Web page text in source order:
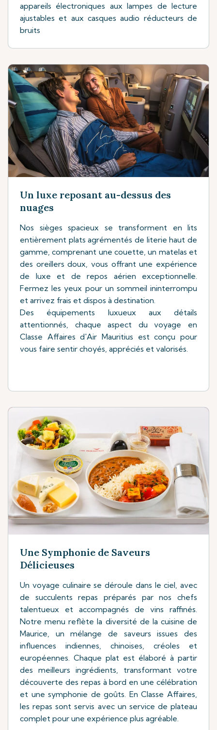
appareils électroniques aux lampes de lecture
ajustables et aux casques audio réducteurs de
bruits
Un luxe reposant au-dessus des
nuages
Nos sièges spacieux se transforment en lits
entièrement plats agrémentés de literie haut de
gamme, comprenant une couette, un matelas et
des oreillers doux, vous offrant une expérience
de luxe et de repos aérien exceptionnelle.
Fermez les yeux pour un sommeil ininterrompu
et arrivez frais et dispos à destination.
Des équipements luxueux aux détails
attentionnés, chaque aspect du voyage en
Classe Affaires d'Air Mauritius est conçu pour
vous faire sentir choyés, appréciés et valorisés.
Une Symphonie de Saveurs
Délicieuses
Un voyage culinaire se déroule dans le ciel, avec
de succulents repas préparés par nos chefs
talentueux et accompagnés de vins raffinés.
Notre menu reflète la diversité de la cuisine de
Maurice, un mélange de saveurs issues des
influences indiennes, chinoises, créoles et
européennes. Chaque plat est élaboré à partir
des meilleurs ingrédients, transformant votre
découverte des repas à bord en une célébration
et une symphonie de goûts. En Classe Affaires,
les repas sont servis avec un service de plateau
complet pour une expérience plus agréable.